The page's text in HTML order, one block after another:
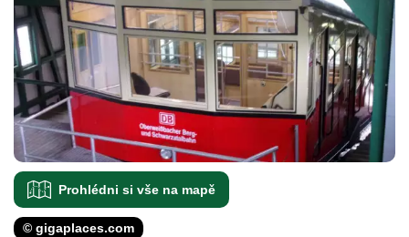
Prohlédni si vše na mapě
© gigaplaces.com